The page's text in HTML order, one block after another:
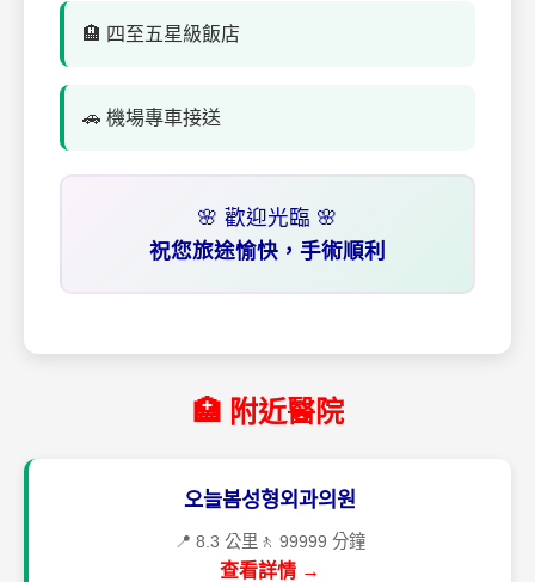
🏨 四至五星級飯店
🚗 機場專車接送
🌸 歡迎光臨 🌸
祝您旅途愉快，手術順利
🏥 附近醫院
오늘봄성형외과의원
📍 8.3 公里 🚶 99999 分鐘
查看詳情 →